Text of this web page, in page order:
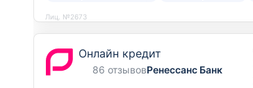
Лиц. №2673
Онлайн кредит
86 отзывовРенессанс Банк